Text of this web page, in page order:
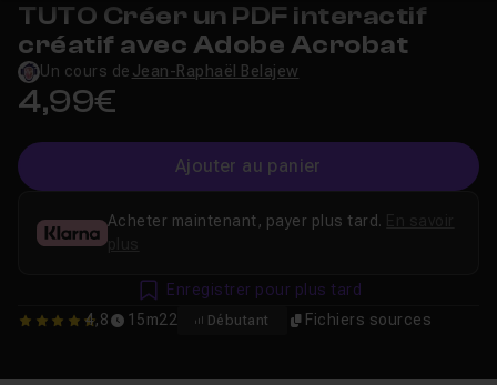
TUTO Créer un PDF interactif
créatif avec Adobe Acrobat
Un cours de Jean-Raphaël Belajew
4,99€
Ajouter au panier
4.8333333333333
4,8 15m22 Débutant Fichiers sources
Acheter maintenant, payer plus tard.
plus
Enregistrer pour plus tard